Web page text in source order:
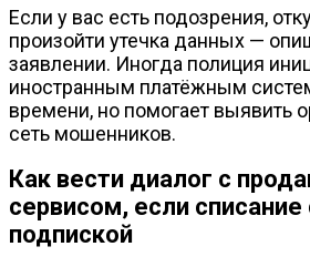
Если у вас есть подозрения,
произойти утечка данных —
заявлении. Иногда полиция
иностранным платёжным
времени, но помогает выявить
сеть мошенников.
Как вести диалог с
сервисом, если списание
подпиской